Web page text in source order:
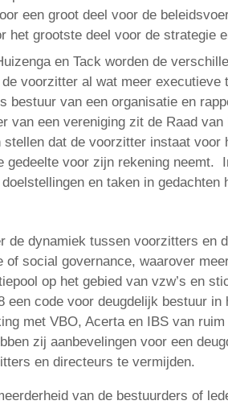
een groot deel voor de
het grootste deel voor de strategie
en Tack worden de
voorzitter al wat meer
van een organisatie en
van een vereniging zit de Raad
dat de voorzitter instaat
gedeelte voor zijn rekening
en taken in gedachten
de dynamiek tussen voorzitters en
social governance, waarover
op het gebied van vzw’s en
code voor deugdelijk bestuur
met VBO, Acerta en IBS van
zij aanbevelingen voor een
en directeurs te vermijden.
van de bestuurders of